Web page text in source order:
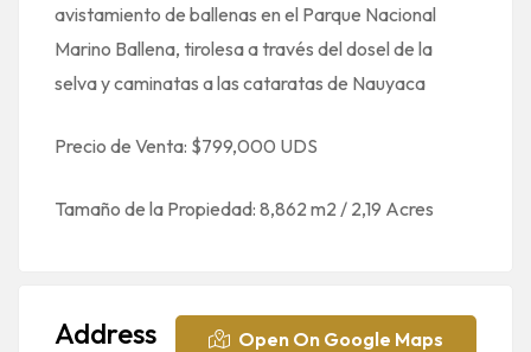
avistamiento de ballenas en el Parque Nacional
Marino Ballena, tirolesa a través del dosel de la
selva y caminatas a las cataratas de Nauyaca
Precio de Venta: $799,000 UDS
Tamaño de la Propiedad: 8,862 m2 / 2,19 Acres
Address Open On Google Maps